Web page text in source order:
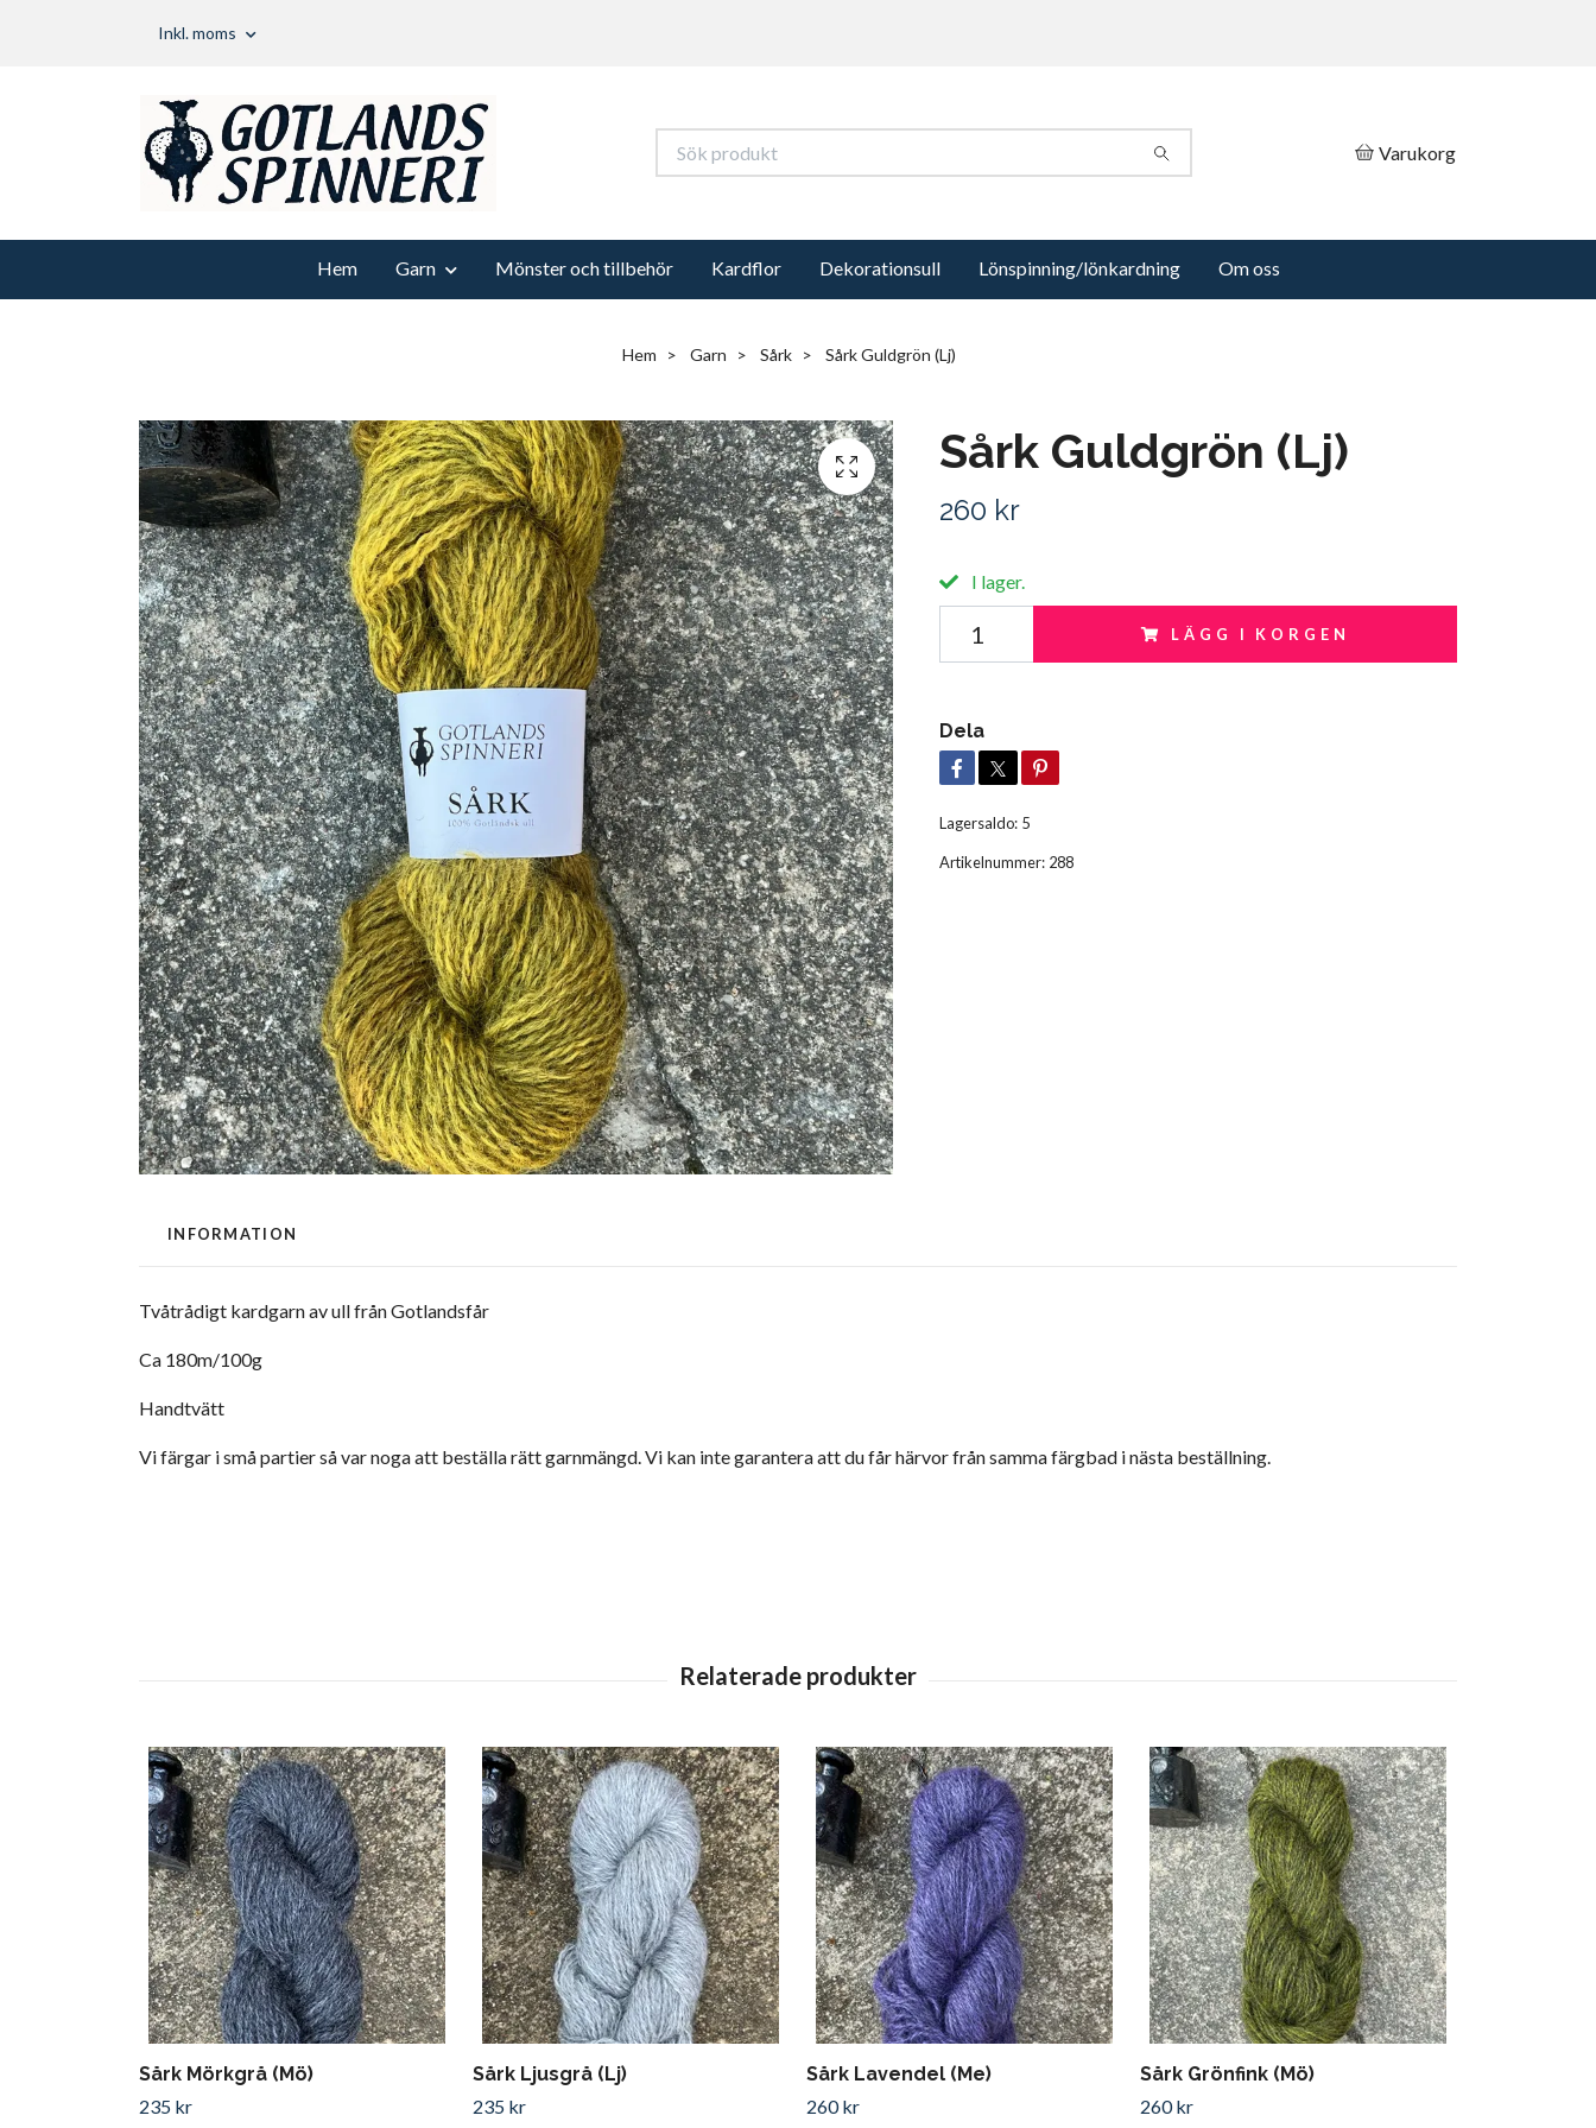
Inkl. moms
Varukorg
Hem Garn Mönster och tillbehör Kardflor Dekorationsull Lönspinning/lönkardning Om oss
Hem Garn Sårk Sårk Guldgrön (Lj)
Sårk Guldgrön (Lj)
260 kr
I lager.
LÄGG I KORGEN
Dela
Lagersaldo: 5
Artikelnummer: 288
INFORMATION
Tvåtrådigt kardgarn av ull från Gotlandsfår
Ca 180m/100g
Handtvätt
Vi färgar i små partier så var noga att beställa rätt garnmängd. Vi kan inte garantera att du får härvor från samma färgbad i nästa beställning.
Sårk Mörkgrå (Mö)
235 kr
Sårk Ljusgrå (Lj)
235 kr
Sårk Lavendel (Me)
260 kr
Sårk Grönfink (Mö)
260 kr